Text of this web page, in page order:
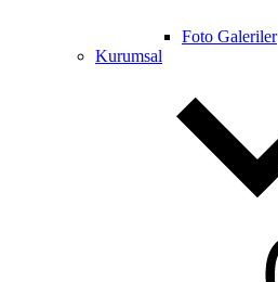
Foto Galeriler
Kurumsal